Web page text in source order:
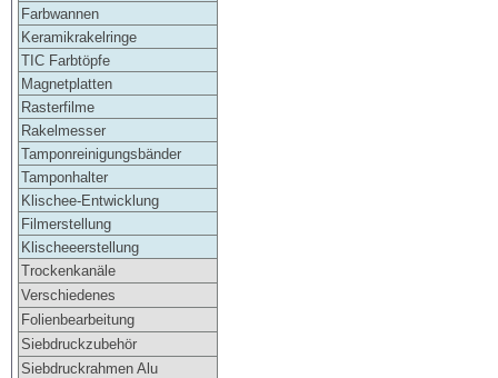
Farbwannen
Keramikrakelringe
TIC Farbtöpfe
Magnetplatten
Rasterfilme
Rakelmesser
Tamponreinigungsbänder
Tamponhalter
Klischee-Entwicklung
Filmerstellung
Klischeeerstellung
Trockenkanäle
Verschiedenes
Folienbearbeitung
Siebdruckzubehör
Siebdruckrahmen Alu